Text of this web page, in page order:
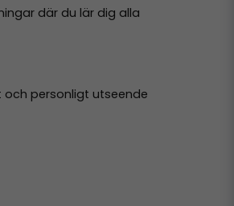
där du lär dig alla
personligt utseende